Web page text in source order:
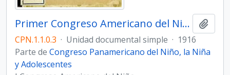
Primer Congreso Americano del Niño. Conclusiones y Proposiciones de los Trabajos Presentados
CPN.1.1.0.3 · Unidad documental simple · 1916
Parte de Congreso Panamericano del Niño, la Niña
y Adolescentes